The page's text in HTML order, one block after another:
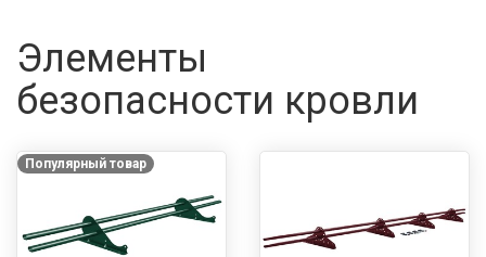
Элементы
безопасности кровли
Популярный товар